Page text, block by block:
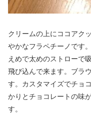
クリームの上にココアク
やかなフラペチーノです
えめで太めのストローで
飛び込んで来ます。ブラ
す。カスタマイズでチョ
かりとチョコレートの味
す。